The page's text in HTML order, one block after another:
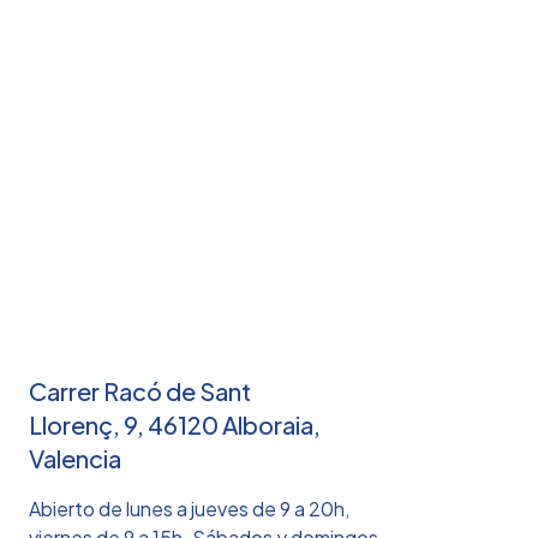
Carrer Racó de Sant
Llorenç, 9, 46120 Alboraia,
Valencia
Abierto de lunes a jueves de 9 a 20h,